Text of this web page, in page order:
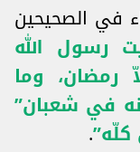
في الصحيحين
رسول الله
وما
في شعبان”
.